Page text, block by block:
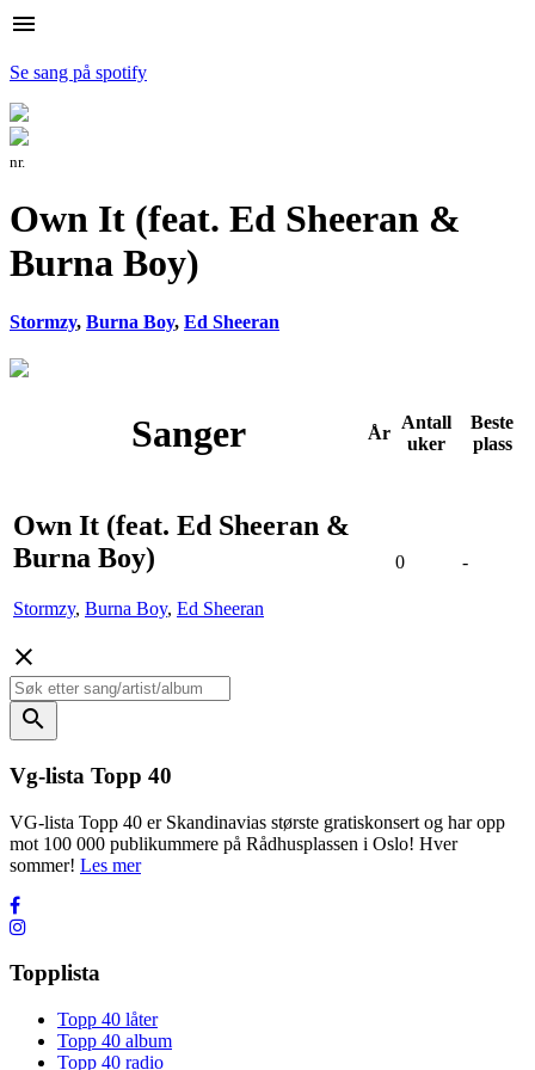
menu
Se sang på spotify
nr.
Own It (feat. Ed Sheeran &
Burna Boy)
Stormzy, Burna Boy, Ed Sheeran
Sanger År
Antall
uker
Beste
plass
Own It (feat. Ed Sheeran &
Burna Boy)
Stormzy, Burna Boy, Ed Sheeran
0 -
close
search
Vg-lista Topp 40
VG-lista Topp 40 er Skandinavias største gratiskonsert og har opp
mot 100 000 publikummere på Rådhusplassen i Oslo! Hver
sommer! Les mer
Topplista
Topp 40 låter
Topp 40 album
Topp 40 radio